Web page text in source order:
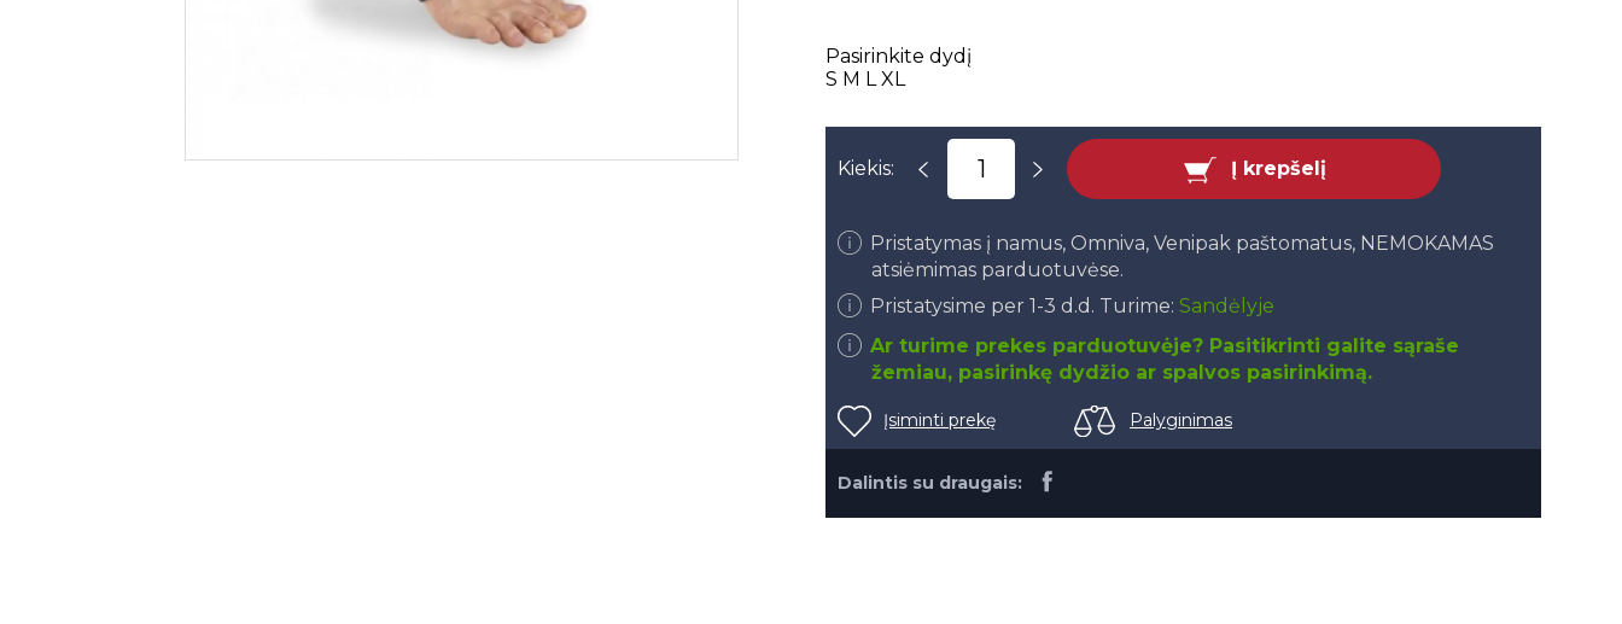
Pasirinkite dydį
S M L XL
Kiekis: Į krepšelį
Pristatymas į namus, Omniva, Venipak paštomatus, NEMOKAMAS
atsiėmimas parduotuvėse.
Pristatysime per 1-3 d.d. Turime:Sandėlyje
Ar turime prekes parduotuvėje? Pasitikrinti galite sąraše
žemiau, pasirinkę dydžio ar spalvos pasirinkimą.
Įsiminti prekę Palyginimas
Dalintis su draugais: